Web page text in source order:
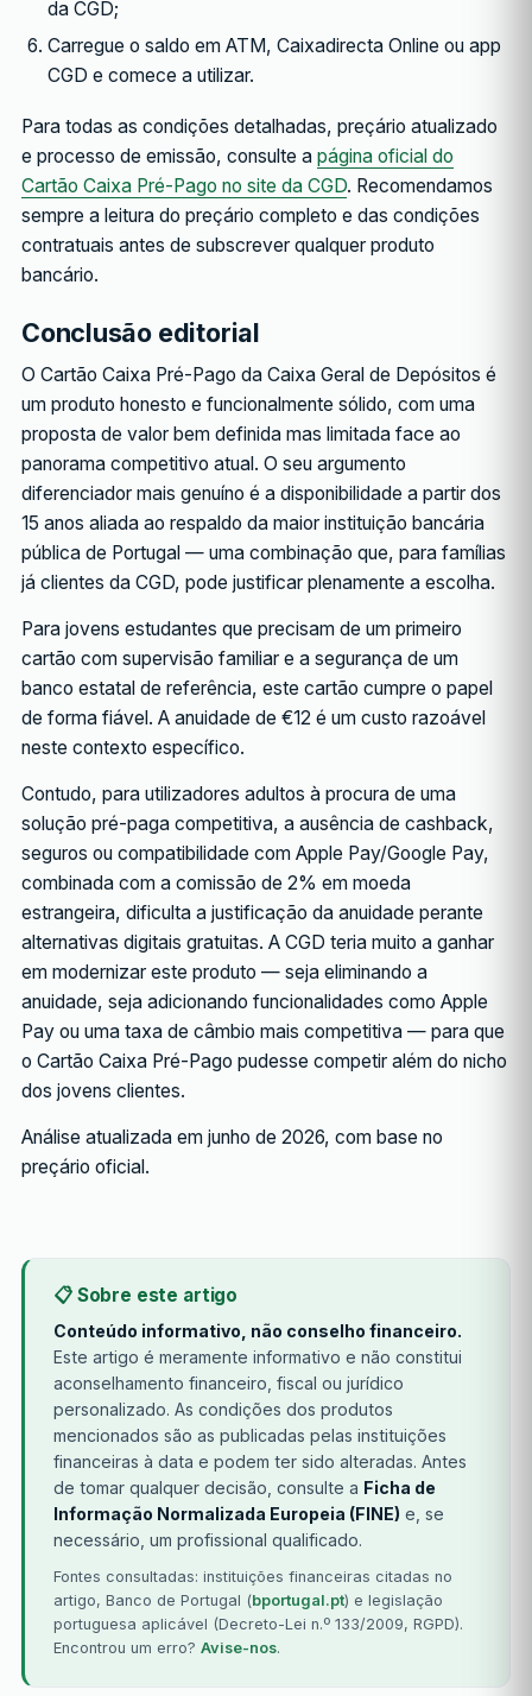
da CGD;
Carregue o saldo em ATM, Caixadirecta Online ou app
CGD e comece a utilizar.
Para todas as condições detalhadas, preçário atualizado
e processo de emissão, consulte a página oficial do
Cartão Caixa Pré-Pago no site da CGD. Recomendamos
sempre a leitura do preçário completo e das condições
contratuais antes de subscrever qualquer produto
bancário.
Conclusão editorial
O Cartão Caixa Pré-Pago da Caixa Geral de Depósitos é
um produto honesto e funcionalmente sólido, com uma
proposta de valor bem definida mas limitada face ao
panorama competitivo atual. O seu argumento
diferenciador mais genuíno é a disponibilidade a partir dos
15 anos aliada ao respaldo da maior instituição bancária
pública de Portugal — uma combinação que, para famílias
já clientes da CGD, pode justificar plenamente a escolha.
Para jovens estudantes que precisam de um primeiro
cartão com supervisão familiar e a segurança de um
banco estatal de referência, este cartão cumpre o papel
de forma fiável. A anuidade de €12 é um custo razoável
neste contexto específico.
Contudo, para utilizadores adultos à procura de uma
solução pré-paga competitiva, a ausência de cashback,
seguros ou compatibilidade com Apple Pay/Google Pay,
combinada com a comissão de 2% em moeda
estrangeira, dificulta a justificação da anuidade perante
alternativas digitais gratuitas. A CGD teria muito a ganhar
em modernizar este produto — seja eliminando a
anuidade, seja adicionando funcionalidades como Apple
Pay ou uma taxa de câmbio mais competitiva — para que
o Cartão Caixa Pré-Pago pudesse competir além do nicho
dos jovens clientes.
Análise atualizada em junho de 2026, com base no
preçário oficial.
📋 Sobre este artigo
Conteúdo informativo, não conselho financeiro.
Este artigo é meramente informativo e não constitui
aconselhamento financeiro, fiscal ou jurídico
personalizado. As condições dos produtos
mencionados são as publicadas pelas instituições
financeiras à data e podem ter sido alteradas. Antes
de tomar qualquer decisão, consulte a Ficha de
Informação Normalizada Europeia (FINE) e, se
necessário, um profissional qualificado.
Fontes consultadas: instituições financeiras citadas no
artigo, Banco de Portugal (bportugal.pt) e legislação
portuguesa aplicável (Decreto-Lei n.º 133/2009, RGPD).
Encontrou um erro? Avise-nos.